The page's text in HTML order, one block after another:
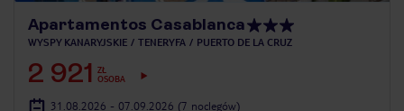
Apartamentos Casablanca
WYSPY KANARYJSKIE TENERYFA PUERTO DE LA CRUZ
2 921
ZŁ
OSOBA
31.08.2026 - 07.09.2026 (7 noclegów)